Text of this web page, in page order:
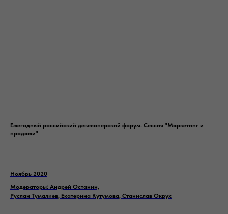
Ежегодный российский девелоперский форум. Сессия "Маркетинг и
продажи"
Ноябрь 2020
Модераторы: Андрей Останин,
Руслан Тумалиев, Екатерина Кутумова, Станислав Окрух